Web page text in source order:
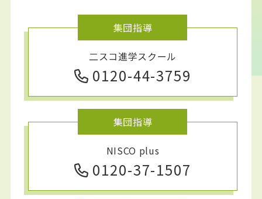
集団指導
二スコ進学スクール
0120-44-3759
集団指導
NISCO plus
0120-37-1507